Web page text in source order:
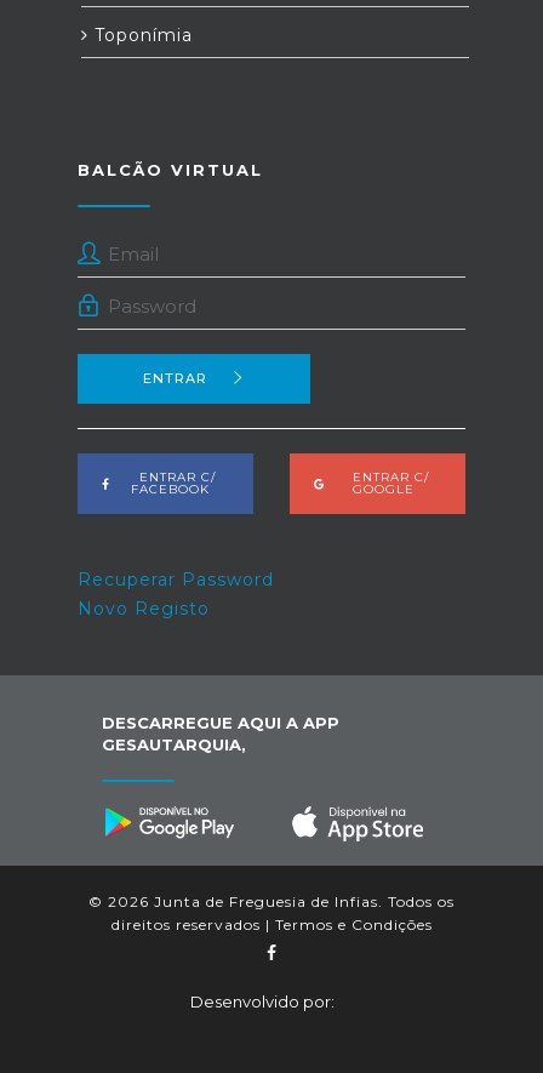
Toponímia
BALCÃO VIRTUAL
ENTRAR
ENTRAR C/
FACEBOOK
ENTRAR C/
GOOGLE
Recuperar Password
Novo Registo
DESCARREGUE AQUI A APP
GESAUTARQUIA,
© 2026 Junta de Freguesia de Infias. Todos os
direitos reservados | Termos e Condições
Desenvolvido por: